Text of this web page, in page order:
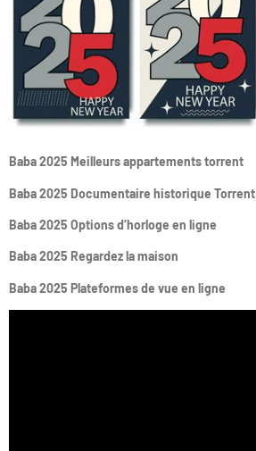
Baba 2025 Meilleurs appartements torrent
Baba 2025 Documentaire historique Torrent
Baba 2025 Options d’horloge en ligne
Baba 2025 Regardez la maison
Baba 2025 Plateformes de vue en ligne